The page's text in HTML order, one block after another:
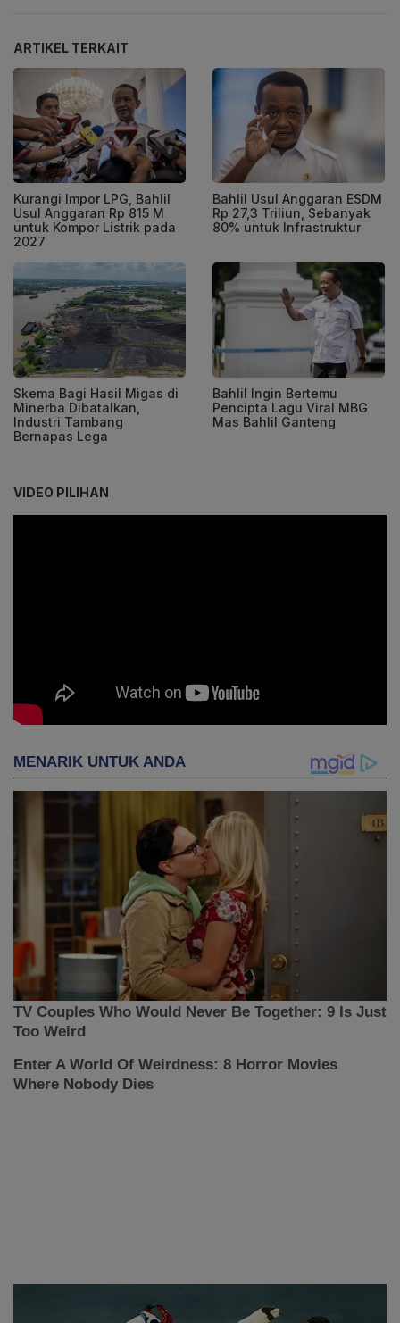
ARTIKEL TERKAIT
Kurangi Impor LPG, Bahlil
Usul Anggaran Rp 815 M
untuk Kompor Listrik pada
2027
Bahlil Usul Anggaran ESDM
Rp 27,3 Triliun, Sebanyak
80% untuk Infrastruktur
Skema Bagi Hasil Migas di
Minerba Dibatalkan,
Industri Tambang
Bernapas Lega
Bahlil Ingin Bertemu
Pencipta Lagu Viral MBG
Mas Bahlil Ganteng
VIDEO PILIHAN